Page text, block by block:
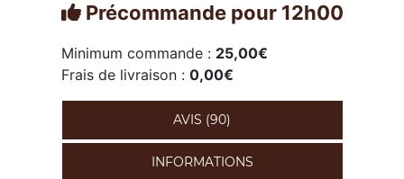
Précommande pour 12h00
Minimum commande : 25,00€
Frais de livraison : 0,00€
AVIS (90)
INFORMATIONS